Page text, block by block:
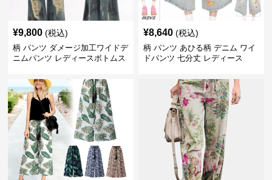
¥9,800 (税込)
柄 パンツ ダメージ加工ワイドデ
ニムパンツ レディースボトムス
¥8,640 (税込)
柄 パンツ あひる柄 デニム ワイ
ドパンツ 七分丈 レディース